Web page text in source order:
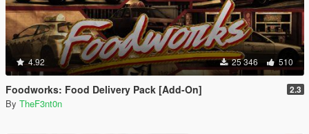
4.92 25 346 510
Foodworks: Food Delivery Pack [Add-On] 2.3
By TheF3nt0n